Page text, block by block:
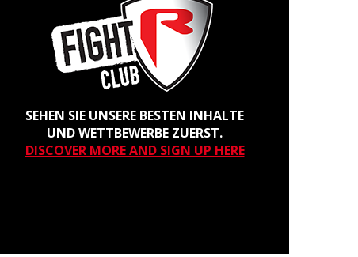
SEHEN SIE UNSERE BESTEN INHALTE
UND WETTBEWERBE ZUERST.
DISCOVER MORE AND SIGN UP HERE